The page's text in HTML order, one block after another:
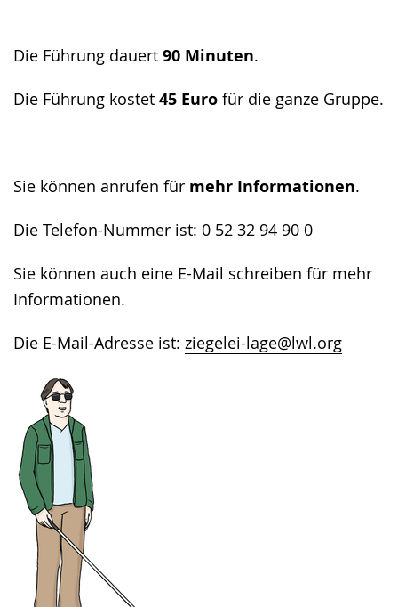
Die Führung dauert 90 Minuten.
Die Führung kostet 45 Euro für die ganze Gruppe.
Sie können anrufen für mehr Informationen.
Die Telefon-Nummer ist: 0 52 32 94 90 0
Sie können auch eine E-Mail schreiben für mehr
Informationen.
Die E-Mail-Adresse ist: ziegelei-lage@lwl.org